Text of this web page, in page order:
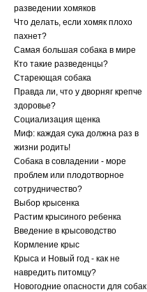
разведении хомяков
Что делать, если хомяк плохо
пахнет?
Самая большая собака в мире
Кто такие разведенцы?
Стареющая собака
Правда ли, что у дворняг крепче
здоровье?
Социализация щенка
Миф: каждая сука должна раз в
жизни родить!
Собака в совладении - море
проблем или плодотворное
сотрудничество?
Выбор крысенка
Растим крысиного ребенка
Введение в крысоводство
Кормление крыс
Крыса и Новый год - как не
навредить питомцу?
Новогодние опасности для собак